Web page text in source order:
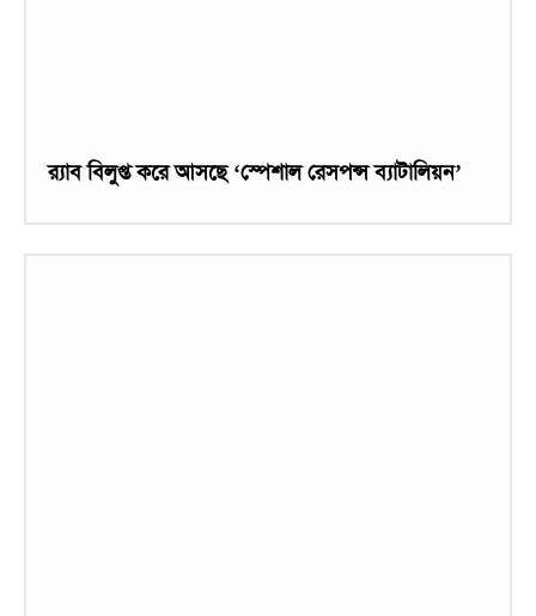
র‌্যাব বিলুপ্ত করে আসছে ‘স্পেশাল রেসপন্স ব্যাটালিয়ন’